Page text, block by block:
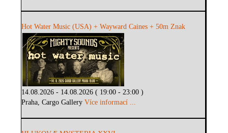
Hot Water Music (USA) + Wayward Caines + 50m Znak
14.08.2026 - 14.08.2026 ( 19:00 - 23:00 )
Praha, Cargo GalleryVíce informací ...